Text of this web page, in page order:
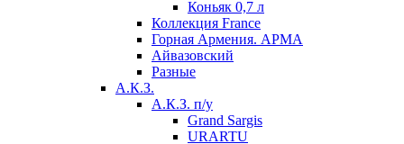
Коньяк 0,7 л
Коллекция France
Горная Армения. АРМА
Айвазовский
Разные
А.К.З.
А.К.З. п/у
Grand Sargis
URARTU